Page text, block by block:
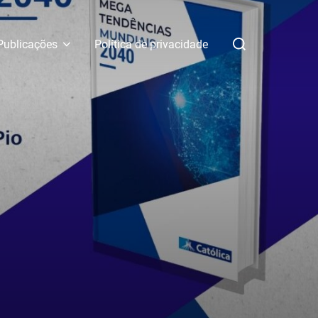
Política de privacidade
Pesquisar